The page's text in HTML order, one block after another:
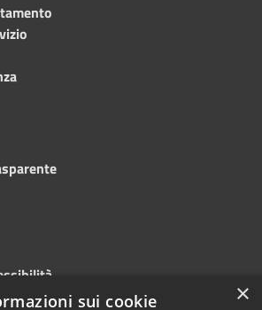
×
sui cookie